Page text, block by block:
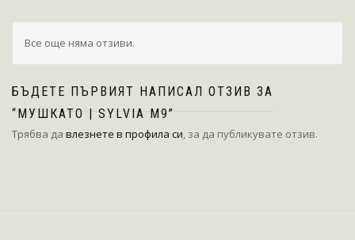
Все още няма отзиви.
БЪДЕТЕ ПЪРВИЯТ НАПИСАЛ ОТЗИВ ЗА
“МУШКАТО | SYLVIA M9”
Трябва давлезнете в профила си , за да публикувате отзив.